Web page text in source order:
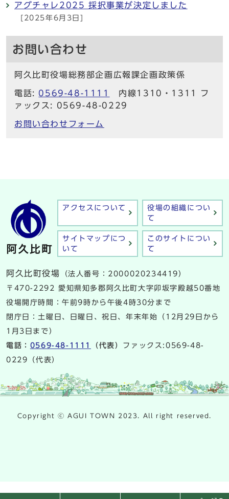
アグチャレ2025 採択事業が決定しました
[2025年6月3日]
お問い合わせ
阿久比町役場総務部企画広報課企画政策係
電話: 0569-48-1111
内線1310・1311 フ
ァックス: 0569-48-0229
お問い合わせフォーム
アクセスについて
役場の組織につい
て
サイトマップにつ
いて
このサイトについ
て
阿久比町役場
（法人番号：2000020234419）
〒470-2292 愛知県知多郡阿久比町大字卯坂字殿越50番地
役場開庁時間：午前9時から午後4時30分まで
閉庁日：土曜日、日曜日、祝日、年末年始（12月29日から
1月3日まで）
電話： 0569-48-1111 （代表） ファックス:0569-48-
0229（代表）
Copyright ⓒ AGUI TOWN 2023. All right reserved.